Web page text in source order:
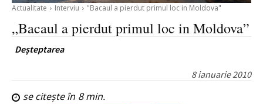
Actualitate Interviu "Bacaul a pierdut primul loc in Moldova"
„Bacaul a pierdut primul loc in Moldova”
Deșteptarea
8 ianuarie 2010
se citește în 8min.